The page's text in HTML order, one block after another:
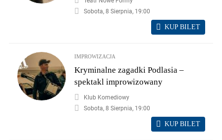
Sobota, 8 Sierpnia, 19:00
KUP BILET
IMPROWIZACJA
Kryminalne zagadki Podlasia –
spektakl improwizowany
Klub Komediowy
Sobota, 8 Sierpnia, 19:00
KUP BILET